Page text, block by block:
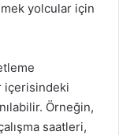
yolcular için
içerisindeki
Örneğin,
saatleri,